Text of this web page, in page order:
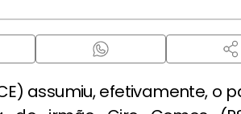
assumiu, efetivamente, o